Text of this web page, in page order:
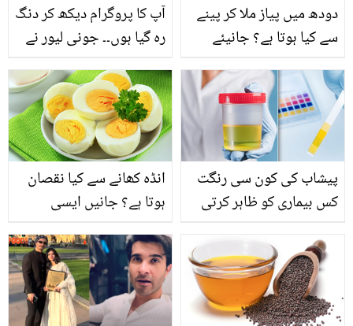
آپ کا پروگرام دیکھ کر دنگ
رہ گیا ہوں۔۔ جونی لیور نے
کے پل باندھ دیے! اداکار نے
جواب میں کیا کہا؟ ویڈیو
وائرل
دودھ میں پیاز ملا کر پینے
سے کیا ہوتا ہے؟ جانیئے
ساتھ میں کیسے کرتے ہیں
انڈہ کھانے سے کیا نقصان
ہوتا ہے؟ جانیں ایسی
جانتے ہیں
پیشاب کی کون سی رنگت
کس بیماری کو ظاہر کرتی
رجوع کرنا چاہیے؟